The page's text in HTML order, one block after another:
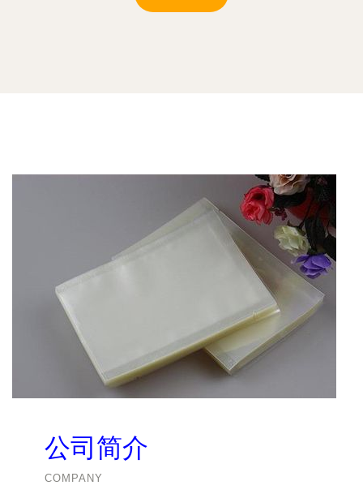
公司简介
COMPANY